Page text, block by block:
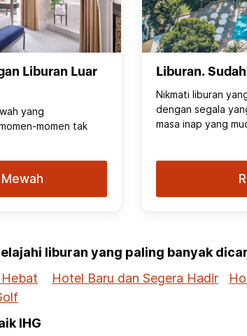
Liburan Luar
yang
momen tak
Liburan.
Nikmati liburan
dengan segala
masa inap yang
liburan yang paling banyak
Hotel Baru dan Segera Hadir
IHG